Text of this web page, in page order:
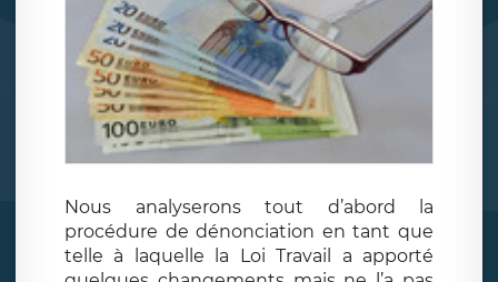
Nous analyserons tout d’abord la
procédure de dénonciation en tant que
telle à laquelle la Loi Travail a apporté